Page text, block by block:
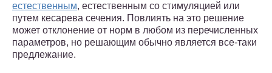
естественным, естественным со стимуляцией или
путем кесарева сечения. Повлиять на это решение
может отклонение от норм в любом из перечисленных
параметров, но решающим обычно является все-таки
предлежание.